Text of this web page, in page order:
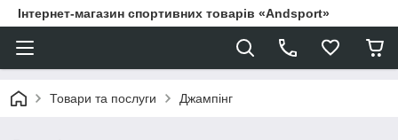
Інтернет-магазин спортивних товарів «Andsport»
Товари та послуги Джампінг